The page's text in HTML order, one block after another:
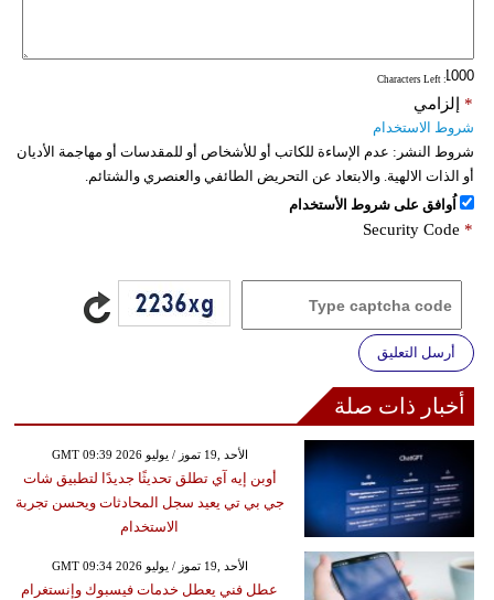
: Characters Left
إلزامي *
شروط الاستخدام
شروط النشر: عدم الإساءة للكاتب أو للأشخاص أو للمقدسات أو مهاجمة الأديان
أو الذات الالهية. والابتعاد عن التحريض الطائفي والعنصري والشتائم.
اُوافق على شروط الأستخدام
Security Code *
أرسل التعليق
أخبار ذات صلة
GMT 09:39 2026 الأحد ,19 تموز / يوليو
أوبن إيه آي تطلق تحديثًا جديدًا لتطبيق شات
جي بي تي يعيد سجل المحادثات ويحسن تجربة
الاستخدام
GMT 09:34 2026 الأحد ,19 تموز / يوليو
عطل فني يعطل خدمات فيسبوك وإنستغرام